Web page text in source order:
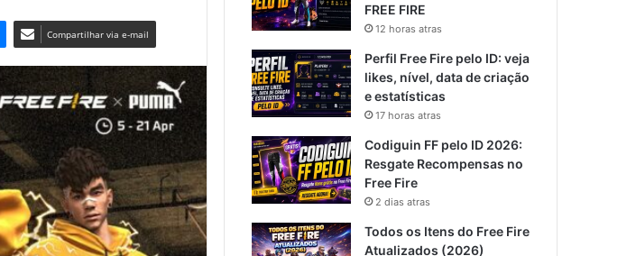
Compartilhar via e-mail
FREE FIRE
12 horas atras
Perfil Free Fire pelo ID: veja
likes, nível, data de criação
e estatísticas
17 horas atras
Codiguin FF pelo ID 2026:
Resgate Recompensas no
Free Fire
2 dias atras
Todos os Itens do Free Fire
Atualizados (2026)